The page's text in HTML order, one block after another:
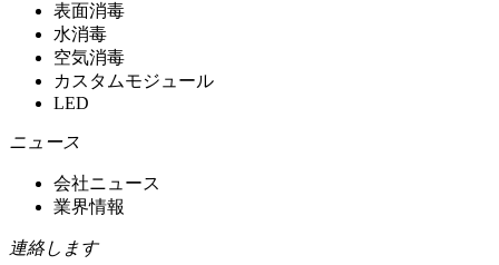
表面消毒
水消毒
空気消毒
カスタムモジュール
LED
ニュース
会社ニュース
業界情報
連絡します